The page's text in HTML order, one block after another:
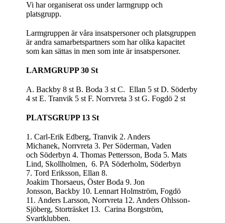
Vi har organiserat oss under larmgrupp och
platsgrupp.
Larmgruppen är våra insatspersoner och platsgruppen
är andra samarbetspartners som har olika kapacitet
som kan sättas in men som inte är insatspersoner.
LARMGRUPP 30 St
A. Backby 8 st B. Boda 3 st C. Ellan 5 st D. Söderby
4 st E. Tranvik 5 st F. Norrvreta 3 st G. Fogdö 2 st
PLATSGRUPP 13 St
1. Carl-Erik Edberg, Tranvik 2. Anders
Michanek, Norrvreta 3. Per Söderman, Vaden
och Söderbyn 4. Thomas Pettersson, Boda 5. Mats
Lind, Skollholmen, 6. PA Söderholm, Söderbyn
7. Tord Eriksson, Ellan 8.
Joakim Thorsaeus, Öster Boda 9. Jon
Jonsson, Backby 10. Lennart Holmström, Fogdö
11. Anders Larsson, Norrvreta 12. Anders Ohlsson-
Sjöberg, Storträsket 13. Carina Borgström,
Svartklubben.